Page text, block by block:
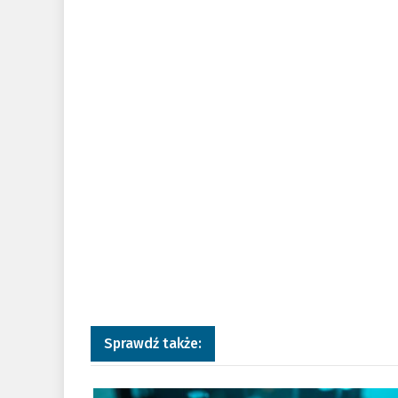
Sprawdź także:
a